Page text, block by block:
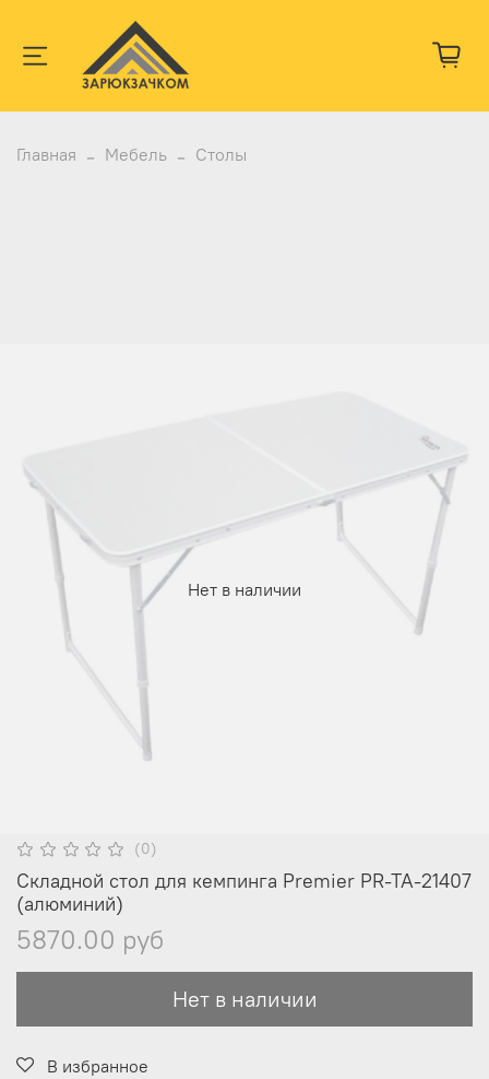
Главная Мебель Столы
Нет в наличии
(0)
Складной стол для кемпинга Premier PR-TA-21407
(алюминий)
5870.00 руб
Нет в наличии
В избранное